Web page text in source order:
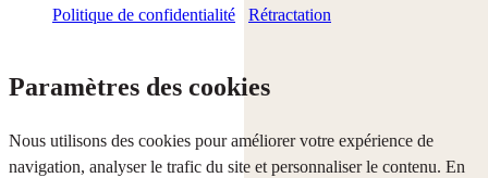
Politique de confidentialité
Rétractation
Paramètres des cookies
Nous utilisons des cookies pour améliorer votre expérience de
navigation, analyser le trafic du site et personnaliser le contenu. En